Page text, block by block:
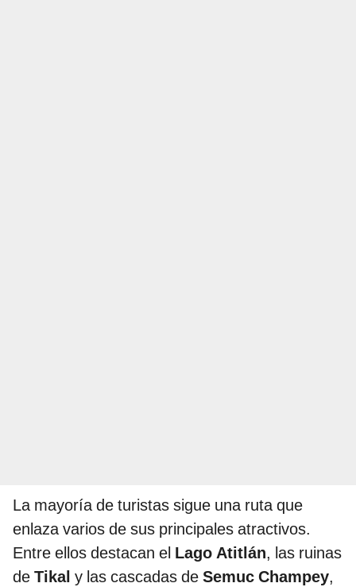
La mayoría de turistas sigue una ruta que
enlaza varios de sus principales atractivos.
Entre ellos destacan el Lago Atitlán, las ruinas
de Tikal y las cascadas de Semuc Champey,